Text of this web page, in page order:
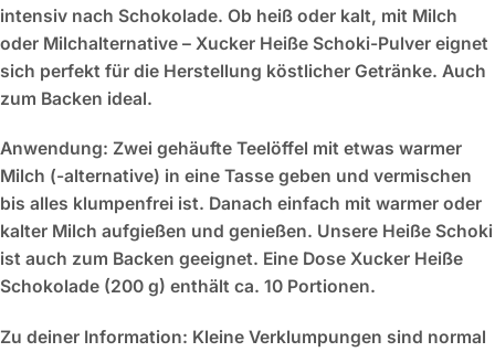
intensiv nach Schokolade. Ob heiß oder kalt, mit Milch
oder Milchalternative – Xucker Heiße Schoki-Pulver eignet
sich perfekt für die Herstellung köstlicher Getränke. Auch
zum Backen ideal.
Anwendung: Zwei gehäufte Teelöffel mit etwas warmer
Milch (-alternative) in eine Tasse geben und vermischen
bis alles klumpenfrei ist. Danach einfach mit warmer oder
kalter Milch aufgießen und genießen. Unsere Heiße Schoki
ist auch zum Backen geeignet. Eine Dose Xucker Heiße
Schokolade (200 g) enthält ca. 10 Portionen.
Zu deiner Information: Kleine Verklumpungen sind normal